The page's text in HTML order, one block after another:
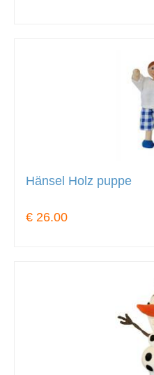
Hänsel Holz puppe
€ 26.00